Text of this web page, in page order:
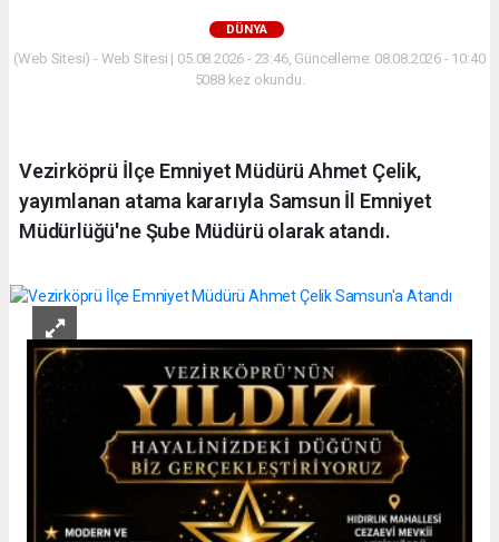
DÜNYA
(Web Sitesi) - Web Sitesi | 05.08.2026 - 23:46, Güncelleme: 08.08.2026 - 10:40
5088 kez okundu.
Vezirköprü İlçe Emniyet Müdürü Ahmet Çelik,
yayımlanan atama kararıyla Samsun İl Emniyet
Müdürlüğü'ne Şube Müdürü olarak atandı.